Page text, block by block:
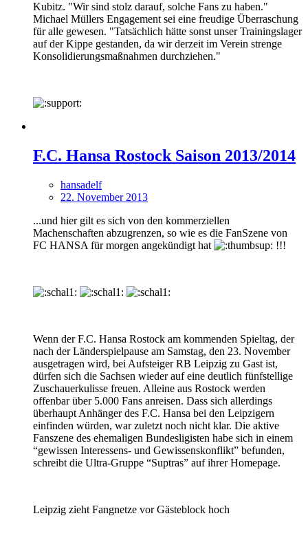
Kubitz. "Wir sind stolz darauf, solche Fans zu haben."
Michael Müllers Engagement sei eine freudige Überraschung
für alle gewesen. "Tatsächlich hätte sonst unser Trainingslager
auf der Kippe gestanden, da wir derzeit im Verein strenge
Konsolidierungsmaßnahmen durchziehen."
F.C. Hansa Rostock Saison 2013/2014
hansadelf
22. November 2013
...und hier gilt es sich von den kommerziellen
Machenschaften abzugrenzen, so wie es die FanSzene von
FC HANSA für morgen angekündigt hat
!!!
Wenn der F.C. Hansa Rostock am kommenden Spieltag, der
nach der Länderspielpause am Samstag, den 23. November
ausgetragen wird, bei Aufsteiger RB Leipzig zu Gast ist,
dürfen sich die Sachsen wieder auf eine deutlich fünfstellige
Zuschauerkulisse freuen. Alleine aus Rostock werden
offenbar über 5.000 Fans anreisen. Dass sich allerdings
überhaupt Anhänger des F.C. Hansa bei den Leipzigern
einfinden würden, war zuletzt noch nicht klar. Die aktive
Fanszene des ehemaligen Bundesligisten habe sich in einem
“gewissen Interessens- und Gewissenskonflikt” befunden,
schreibt die Ultra-Gruppe “Suptras” auf ihrer Homepage.
Leipzig zieht Fangnetze vor Gästeblock hoch